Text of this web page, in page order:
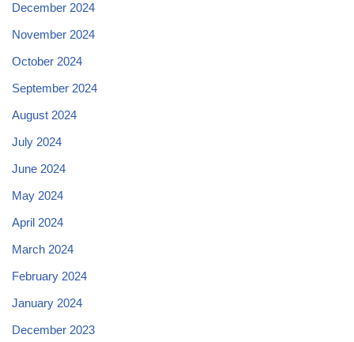
December 2024
November 2024
October 2024
September 2024
August 2024
July 2024
June 2024
May 2024
April 2024
March 2024
February 2024
January 2024
December 2023